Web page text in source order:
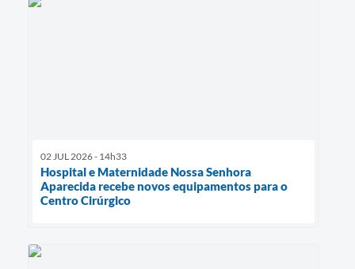
02 JUL 2026 - 14h33
Hospital e Maternidade Nossa Senhora
Aparecida recebe novos equipamentos para o
Centro Cirúrgico